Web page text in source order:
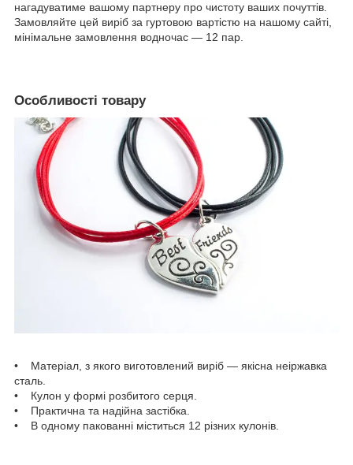
нагадуватиме вашому партнеру про чистоту ваших почуттів.
Замовляйте цей виріб за гуртовою вартістю на нашому сайті,
мінімальне замовлення водночас — 12 пар.
Особливості товару
• Матеріал, з якого виготовлений виріб — якісна неіржавка
сталь.
• Кулон у формі розбитого серця.
• Практична та надійна застібка.
• В одному пакованні міститься 12 різних кулонів.